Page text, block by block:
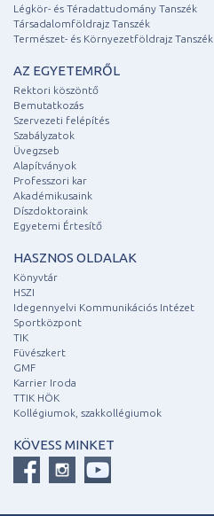
Légkör- és Téradattudomány Tanszék
Társadalomföldrajz Tanszék
Természet- és Környezetföldrajz Tanszék
AZ EGYETEMRŐL
Rektori köszöntő
Bemutatkozás
Szervezeti felépítés
Szabályzatok
Üvegzseb
Alapítványok
Professzori kar
Akadémikusaink
Díszdoktoraink
Egyetemi Értesítő
HASZNOS OLDALAK
Könyvtár
HSZI
Idegennyelvi Kommunikációs Intézet
Sportközpont
TIK
Füvészkert
GMF
Karrier Iroda
TTIK HÖK
Kollégiumok, szakkollégiumok
KÖVESS MINKET